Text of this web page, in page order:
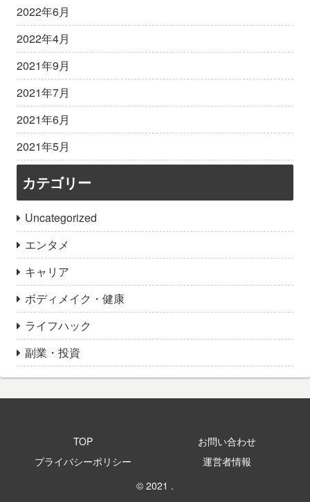
2022年6月
2022年4月
2021年9月
2021年7月
2021年6月
2021年5月
カテゴリー
Uncategorized
エンタメ
キャリア
ボディメイク・健康
ライフハック
副業・投資
TOP
お問い合わせ
プライバシーポリシー
運営者情報
© 2021 .